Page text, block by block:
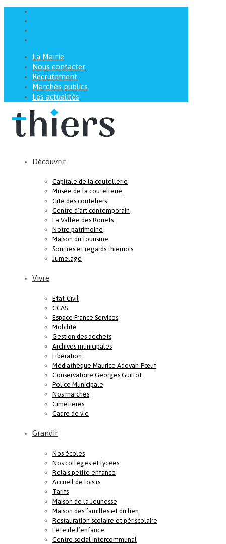
La Mairie
Nous contacter
Recrutement
Marchés publics
Les actualités
Découvrir
Capitale de la coutellerie
Musée de la coutellerie
Cité des couteliers
Centre d’art contemporain
La Vallée des Rouets
Notre patrimoine
Maison du tourisme
Sourires et regards thiernois
Jumelage
Vivre
Etat-Civil
CCAS
Espace France Services
Mobilité
Gestion des déchets
Archives municipales
Libération
Médiathèque Maurice Adevah-Pœuf
Conservatoire Georges Guillot
Police Municipale
Nos marchés
Cimetières
Cadre de vie
Grandir
Nos écoles
Nos collèges et lycées
Relais petite enfance
Accueil de loisirs
Tarifs
Maison de la Jeunesse
Maison des familles et du lien
Restauration scolaire et périscolaire
Fête de l’enfance
Centre social intercommunal